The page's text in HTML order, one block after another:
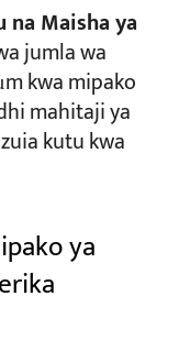
na Maisha ya
jumla wa
kwa mipako
mahitaji ya
kutu kwa
ya